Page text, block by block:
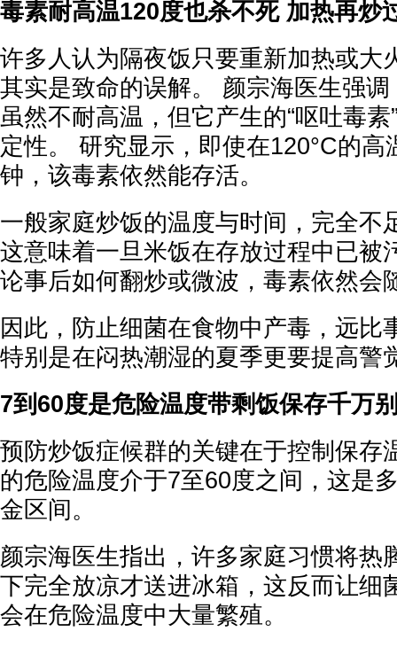
毒素耐高温120度也杀不死 加热再炒
许多人认为隔夜饭只要重新加热或大
其实是致命的误解。 颜宗海医生强
虽然不耐高温，但它产生的“呕吐毒
定性。 研究显示，即使在120°C的高
钟，该毒素依然能存活。
一般家庭炒饭的温度与时间，完全不
这意味着一旦米饭在存放过程中已被
论事后如何翻炒或微波，毒素依然会
因此，防止细菌在食物中产毒，远比
特别是在闷热潮湿的夏季更要提高警
7到60度是危险温度带剩饭保存千万
预防炒饭症候群的关键在于控制保存
的危险温度介于7至60度之间，这是
金区间。
颜宗海医生指出，许多家庭习惯将热
下完全放凉才送进冰箱，这反而让细
会在危险温度中大量繁殖。